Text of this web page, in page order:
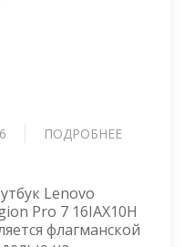
ПОДРОБНЕЕ
PRO
7
Lenovo
Pro 7 16IAX10H
флагманской